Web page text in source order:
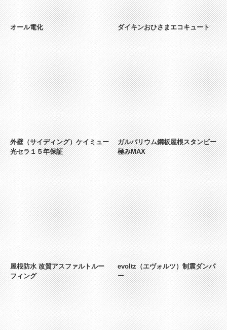
オール電化 ダイキンおひさまエコキュート
外壁（サイディング）ケイミュー
光セラ１５年保証
ガルバリウム鋼板屋根スタンビー
極みMAX
屋根防水 改質アスファルトルー
フィング
evoltz（エヴォルツ）制震ダンパ
ー